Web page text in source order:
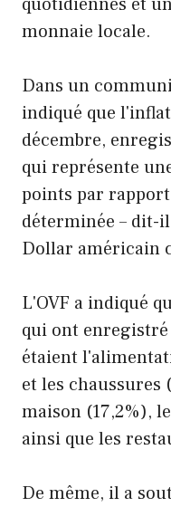
monnaie locale.
Dans un
indiqué que
décembre,
qui représente
points par rapport
déterminée – dit-
Dollar américain
L'OVF a indiqué
qui ont enregistré
étaient
et les chaussures
maison (17,2%),
ainsi que les
De même, il a